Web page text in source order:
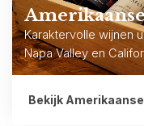
Karaktervolle wijnen
Napa Valley en
Bekijk